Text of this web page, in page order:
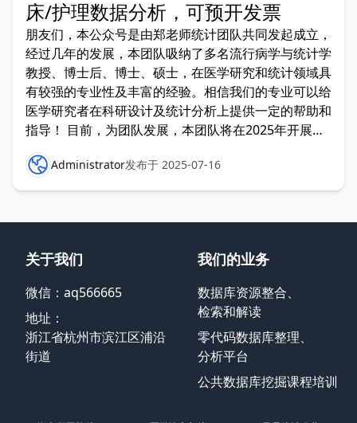
床/护理数据分析，可预开发票
朋友们，本公众号是由郑老师统计团队共同发起成立，
经过几年的发展，本团队吸纳了多名流行病学与统计学
教授、博士后、博士、硕士，在医学研究和统计领域具
有较强的专业性及丰富的经验。相信我们的专业可以给
医学研究者在科研设计及统计分析上提供一定的帮助和
指导！ 目前，为团队发展，本团队将在2025年开展统
计分析服
Administrator发布于 2025-07-16
关于我们
微信：aq566665
地址：
浙江省杭州市滨江区浦沿
街道
我们的业务
数据库资源整合、
检索和解读
零代码数据库整理、
分析平台
公共数据库挖掘课程培训